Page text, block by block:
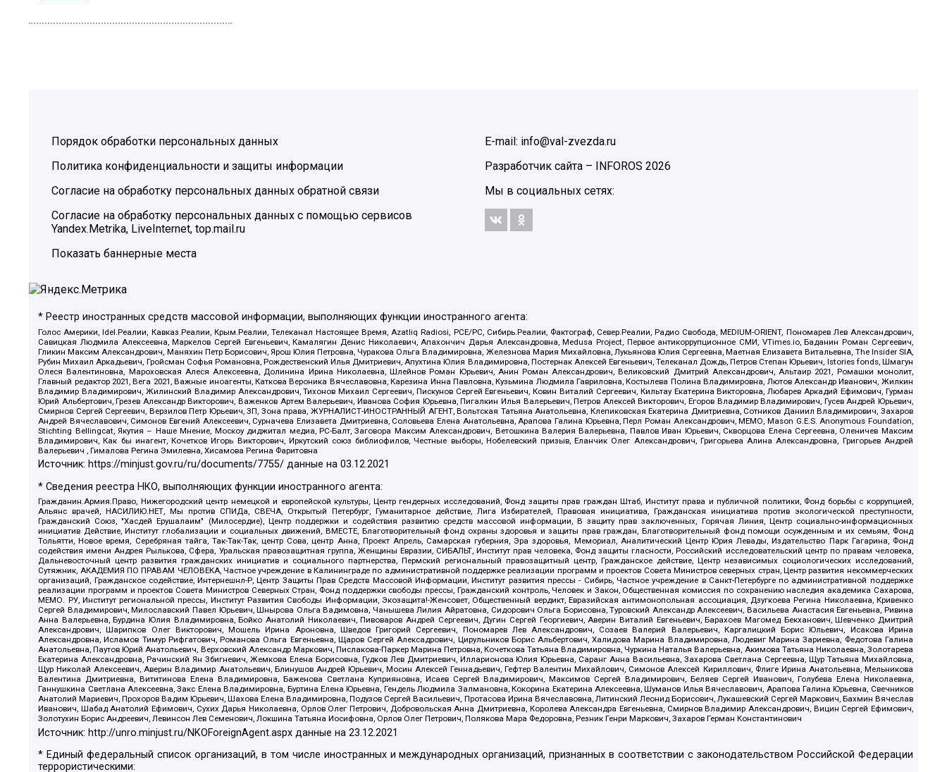
Порядок обработки персональных данных
Политика конфиденциальности и защиты информации
Согласие на обработку персональных данных обратной связи
Согласие на обработку персональных данных с помощью сервисов
Yandex.Metrika, LiveInternet, top.mail.ru
Показать баннерные места
E-mail: info@val-zvezda.ru
Разработчик сайта – INFOROS 2026
Мы в социальных сетях:
* Реестр иностранных средств массовой информации, выполняющих функции иностранного агента:
Голос Америки, Idel.Реалии, Кавказ.Реалии, Крым.Реалии, Телеканал Настоящее Время, Azatliq Radiosi, PCE/PC, Сибирь.Реалии, Фактограф, Север.Реалии, Радио Свобода, MEDIUM-ORIENT, Пономарев Лев Александрович,
Савицкая Людмила Алексеевна, Маркелов Сергей Евгеньевич, Камалягин Денис Николаевич, Апахончич Дарья Александровна, Medusa Project, Первое антикоррупционное СМИ, VTimes.io, Баданин Роман Сергеевич,
Гликин Максим Александрович, Маняхин Петр Борисович, Ярош Юлия Петровна, Чуракова Ольга Владимировна, Железнова Мария Михайловна, Лукьянова Юлия Сергеевна, Маетная Елизавета Витальевна, The Insider SIA,
Рубин Михаил Аркадьевич, Гройсман Софья Романовна, Рождественский Илья Дмитриевич, Апухтина Юлия Владимировна, Постернак Алексей Евгеньевич, Телеканал Дождь, Петров Степан Юрьевич, Istories fonds, Шмагун
Олеся Валентиновна, Мароховская Алеся Алексеевна, Долинина Ирина Николаевна, Шлейнов Роман Юрьевич, Анин Роман Александрович, Великовский Дмитрий Александрович, Альтаир 2021, Ромашки монолит,
Главный редактор 2021, Вега 2021, Важные иноагенты, Каткова Вероника Вячеславовна, Карезина Инна Павловна, Кузьмина Людмила Гавриловна, Костылева Полина Владимировна, Лютов Александр Иванович, Жилкин
Владимир Владимирович, Жилинский Владимир Александрович, Тихонов Михаил Сергеевич, Пискунов Сергей Евгеньевич, Ковин Виталий Сергеевич, Кильтау Екатерина Викторовна, Любарев Аркадий Ефимович, Гурман
Юрий Альбертович, Грезев Александр Викторович, Важенков Артем Валерьевич, Иванова София Юрьевна, Пигалкин Илья Валерьевич, Петров Алексей Викторович, Егоров Владимир Владимирович, Гусев Андрей Юрьевич,
Смирнов Сергей Сергеевич, Верзилов Петр Юрьевич, ЗП, Зона права, ЖУРНАЛИСТ-ИНОСТРАННЫЙ АГЕНТ, Вольтская Татьяна Анатольевна, Клепиковская Екатерина Дмитриевна, Сотников Даниил Владимирович, Захаров
Андрей Вячеславович, Симонов Евгений Алексеевич, Сурначева Елизавета Дмитриевна, Соловьева Елена Анатольевна, Арапова Галина Юрьевна, Перл Роман Александрович, МЕМО, Mason G.E.S. Anonymous Foundation,
Stichting Bellingcat, Якутия – Наше Мнение, Москоу диджитал медиа, РС-Балт, Заговора Максим Александрович, Ветошкина Валерия Валерьевна, Павлов Иван Юрьевич, Скворцова Елена Сергеевна, Оленичев Максим
Владимирович, Как бы инагент, Кочетков Игорь Викторович, Иркутский союз библиофилов, Честные выборы, Нобелевский призыв, Еланчик Олег Александрович, Григорьева Алина Александровна, Григорьев Андрей
Валерьевич , Гималова Регина Эмилевна, Хисамова Регина Фаритовна
Источник: https://minjust.gov.ru/ru/documents/7755/ данные на03.12.2021
* Сведения реестра НКО, выполняющих функции иностранного агента:
Гражданин.Армия.Право, Нижегородский центр немецкой и европейской культуры, Центр гендерных исследований, Фонд защиты прав граждан Штаб, Институт права и публичной политики, Фонд борьбы с коррупцией,
Альянс врачей, НАСИЛИЮ.НЕТ, Мы против СПИДа, СВЕЧА, Открытый Петербург, Гуманитарное действие, Лига Избирателей, Правовая инициатива, Гражданская инициатива против экологической преступности,
Гражданский Союз, "Хасдей Ерушалаим" (Милосердие), Центр поддержки и содействия развитию средств массовой информации, В защиту прав заключенных, Горячая Линия, Центр социально-информационных
инициатив Действие, Институт глобализации и социальных движений, ВМЕСТЕ, Благотворительный фонд охраны здоровья и защиты прав граждан, Благотворительный фонд помощи осужденным и их семьям, Фонд
Тольятти, Новое время, Серебряная тайга, Так-Так-Так, центр Сова, центр Анна, Проект Апрель, Самарская губерния, Эра здоровья, Мемориал, Аналитический Центр Юрия Левады, Издательство Парк Гагарина, Фонд
содействия имени Андрея Рылькова, Сфера, Уральская правозащитная группа, Женщины Евразии, СИБАЛЬТ, Институт прав человека, Фонд защиты гласности, Российский исследовательский центр по правам человека,
Дальневосточный центр развития гражданских инициатив и социального партнерства, Пермский региональный правозащитный центр, Гражданское действие, Центр независимых социологических исследований,
Сутяжник, АКАДЕМИЯ ПО ПРАВАМ ЧЕЛОВЕКА, Частное учреждение в Калининграде по административной поддержке реализации программ и проектов Совета Министров северных стран, Центр развития некоммерческих
организаций, Гражданское содействие, Интернешнл-Р, Центр Защиты Прав Средств Массовой Информации, Институт развития прессы - Сибирь, Частное учреждение в Санкт-Петербурге по административной поддержке
реализации программ и проектов Совета Министров Северных Стран, Фонд поддержки свободы прессы, Гражданский контроль, Человек и Закон, Общественная комиссия по сохранению наследия академика Сахарова,
МЕМО. РУ, Институт региональной прессы, Институт Развития Свободы Информации, Экозащита!-Женсовет, Общественный вердикт, Евразийская антимонопольная ассоциация, Дзугкоева Регина Николаевна, Кривенко
Сергей Владимирович, Милославский Павел Юрьевич, Шнырова Ольга Вадимовна, Чанышева Лилия Айратовна, Сидорович Ольга Борисовна, Туровский Александр Алексеевич, Васильева Анастасия Евгеньевна, Ривина
Анна Валерьевна, Бурдина Юлия Владимировна, Бойко Анатолий Николаевич, Пивоваров Андрей Сергеевич, Дугин Сергей Георгиевич, Аверин Виталий Евгеньевич, Барахоев Магомед Бекханович, Шевченко Дмитрий
Александрович, Шарипков Олег Викторович, Мошель Ирина Ароновна, Шведов Григорий Сергеевич, Пономарев Лев Александрович, Созаев Валерий Валерьевич, Каргалицкий Борис Юльевич, Исакова Ирина
Александровна, Исламов Тимур Рифгатович, Романова Ольга Евгеньевна, Щаров Сергей Алексадрович, Цирульников Борис Альбертович, Халидова Марина Владимировна, Людевиг Марина Зариевна, Федотова Галина
Анатольевна, Паутов Юрий Анатольевич, Верховский Александр Маркович, Пислакова-Паркер Марина Петровна, Кочеткова Татьяна Владимировна, Чуркина Наталья Валерьевна, Акимова Татьяна Николаевна, Золотарева
Екатерина Александровна, Рачинский Ян Збигневич, Жемкова Елена Борисовна, Гудков Лев Дмитриевич, Илларионова Юлия Юрьевна, Саранг Анна Васильевна, Захарова Светлана Сергеевна, Щур Татьяна Михайловна,
Щур Николай Алексеевич, Аверин Владимир Анатольевич, Блинушов Андрей Юрьевич, Мосин Алексей Геннадьевич, Гефтер Валентин Михайлович, Симонов Алексей Кириллович, Флиге Ирина Анатольевна, Мельникова
Валентина Дмитриевна, Вититинова Елена Владимировна, Баженова Светлана Куприяновна, Исаев Сергей Владимирович, Максимов Сергей Владимирович, Беляев Сергей Иванович, Голубева Елена Николаевна,
Ганнушкина Светлана Алексеевна, Закс Елена Владимировна, Буртина Елена Юрьевна, Гендель Людмила Залмановна, Кокорина Екатерина Алексеевна, Шуманов Илья Вячеславович, Арапова Галина Юрьевна, Свечников
Анатолий Мариевич, Прохоров Вадим Юрьевич, Шахова Елена Владимировна, Подузов Сергей Васильевич, Протасова Ирина Вячеславовна, Литинский Леонид Борисович, Лукашевский Сергей Маркович, Бахмин Вячеслав
Иванович, Шабад Анатолий Ефимович, Сухих Дарья Николаевна, Орлов Олег Петрович, Добровольская Анна Дмитриевна, Королева Александра Евгеньевна, Смирнов Владимир Александрович, Вицин Сергей Ефимович,
Золотухин Борис Андреевич, Левинсон Лев Семенович, Локшина Татьяна Иосифовна, Орлов Олег Петрович, Полякова Мара Федоровна, Резник Генри Маркович, Захаров Герман Константинович
Источник: http://unro.minjust.ru/NKOForeignAgent.aspx данные на23.12.2021
* Единый федеральный список организаций, в том числе иностранных и международных организаций, признанных в соответствии с законодательством Российской Федерации
террористическими: